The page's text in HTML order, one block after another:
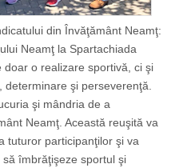
din Învăţământ Neamţ:
Neamţ la Spartachiada
o realizare sportivă, ci şi
determinare şi perseverenţă.
şi mândria de a
Neamţ. Această reuşită va
tuturor participanţilor şi va
îmbrăţişeze sportul şi